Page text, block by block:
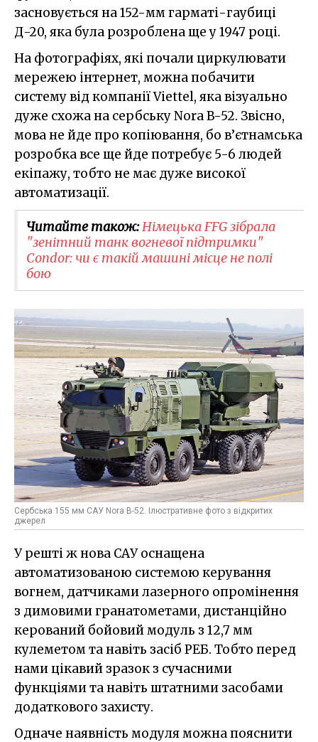
засновується на 152-мм гарматі-гаубиці
Д-20, яка була розроблена ще у 1947 році.
На фотографіях, які почали циркулювати
мережею інтернет, можна побачити
систему від компанії Viettel, яка візуально
дуже схожа на сербську Nora B-52. Звісно,
мова не йде про копіювання, бо в’єтнамська
розробка все ще йде потребує 5-6 людей
екіпажу, тобто не має дуже високої
автоматизації.
Читайте також:Німецька FFG зібрала
"зенітний танк вогневої підтримки"
Condor: чи є такій машині місце не полі
бою
Сербська 155 мм САУ Nora B-52. Ілюстративне фото з відкритих
джерел
У решті ж нова САУ оснащена
автоматизованою системою керування
вогнем, датчиками лазерного опромінення
з димовими гранатометами, дистанційно
керований бойовий модуль з 12,7 мм
кулеметом та навіть засіб РЕБ. Тобто перед
нами цікавий зразок з сучасними
функціями та навіть штатними засобами
додаткового захисту.
Одначе наявність модуля можна пояснити